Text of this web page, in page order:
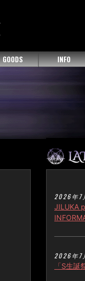
GOODS INFO
2026年7
JILUKA
2026年7
「S生